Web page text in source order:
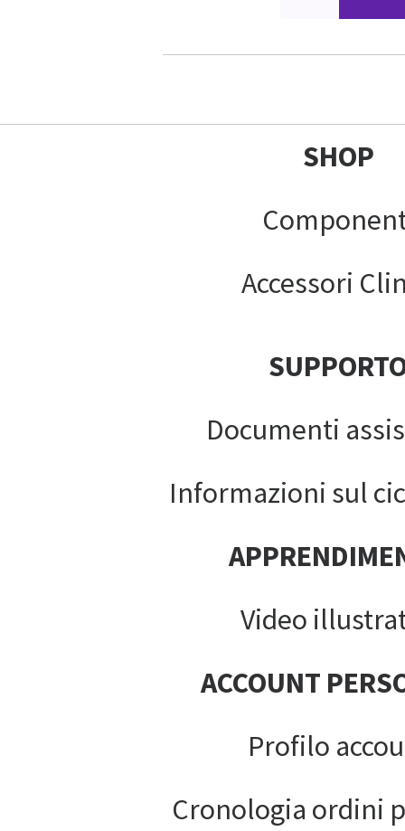
SHOP
Accessori
Documenti
Informazioni sul
Video
ACCOUNT
Profilo
Cronologia ordini